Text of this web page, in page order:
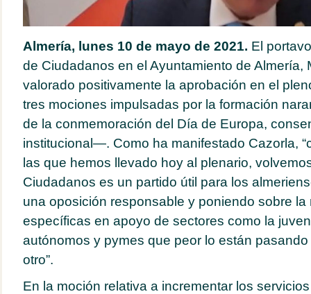
Almería, lunes 10 de mayo de 2021. El
de Ciudadanos en el Ayuntamiento de Almería,
valorado positivamente la aprobación en el
tres mociones impulsadas por la formación
de la conmemoración del Día de Europa,
institucional—. Como ha manifestado Cazorla,
las que hemos llevado hoy al plenario,
Ciudadanos es un partido útil para los
una oposición responsable y poniendo sobre la
específicas en apoyo de sectores como la
autónomos y pymes que peor lo están
otro”.
En la moción relativa a incrementar los